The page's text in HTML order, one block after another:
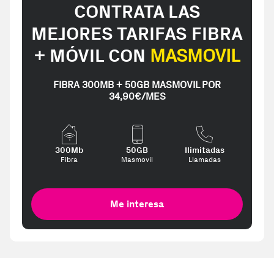
CONTRATA LAS
MEJORES TARIFAS FIBRA
+ MÓVIL CON MASMOVIL
FIBRA 300MB + 50GB MASMOVIL POR
34,90€/MES
300Mb
Fibra
50GB
Masmovil
Ilimitadas
Llamadas
Me interesa